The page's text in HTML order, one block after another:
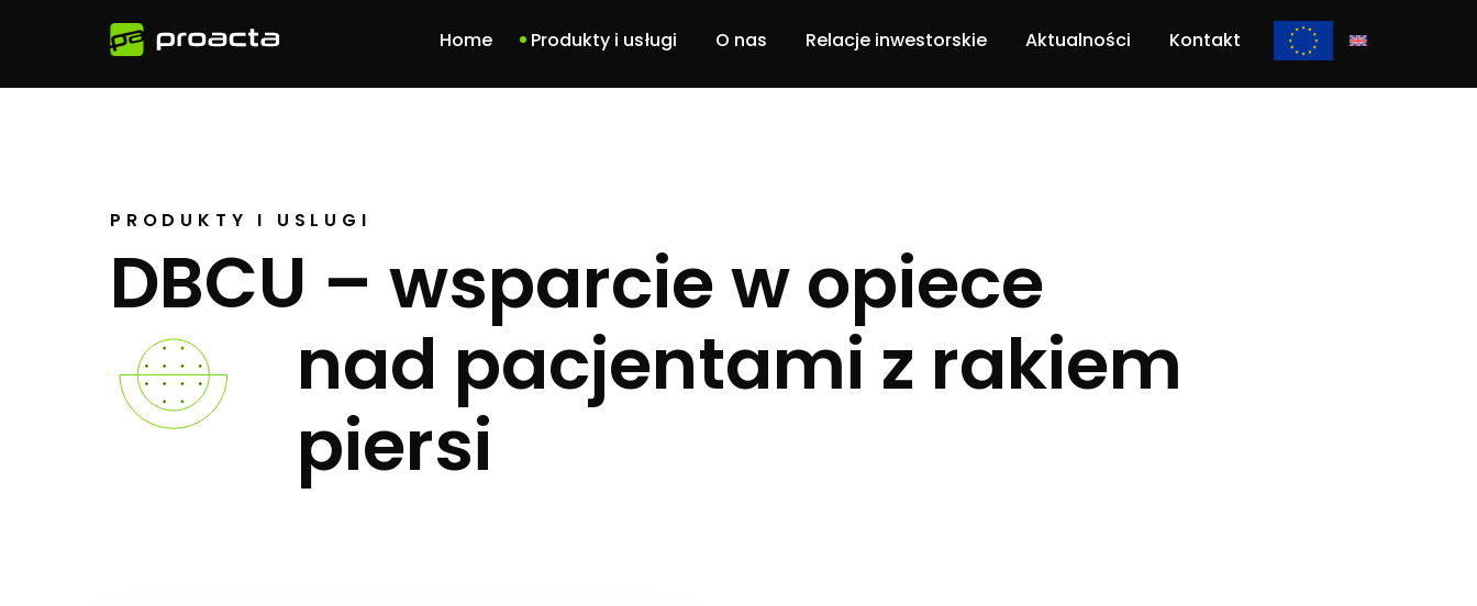
Home Produkty i usługi
Usługi
Software solutions
O nas Relacje inwestorskie Aktualności Kontakt
PRODUKTY I USLUGI
DBCU – wsparcie w opiece
nad pacjentami z rakiem
piersi